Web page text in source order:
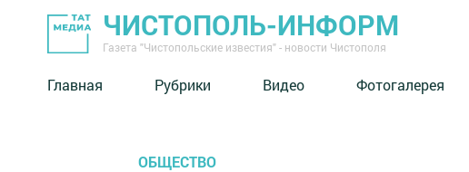
ЧИСТОПОЛЬ-ИНФОРМ
Газета "Чистопольские известия" - новости Чистополя
Главная Рубрики Видео Фотогалерея
ОБЩЕСТВО